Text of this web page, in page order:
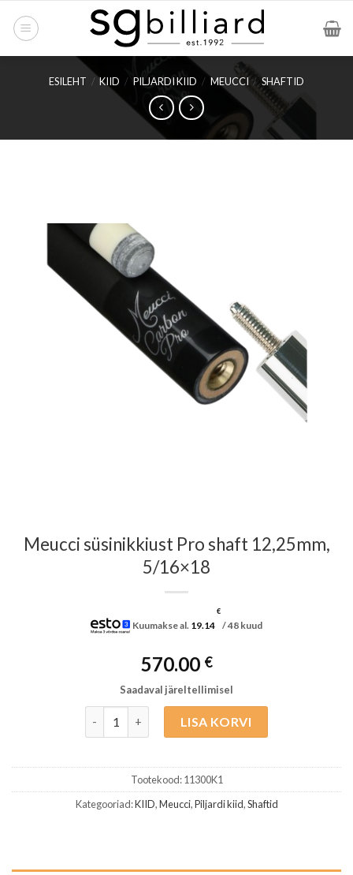
ESILEHT / KIID / PILJARDI KIID / MEUCCI / SHAFTID
Meucci süsinikkiust Pro shaft 12,25mm,
5/16×18
Kuumakse al. 19.14
€
/ 48 kuud
570.00 €
Saadaval järeltellimisel
LISA KORVI
Tootekood:11300K1
Kategooriad:KIID,Meucci,Piljardi kiid,Shaftid